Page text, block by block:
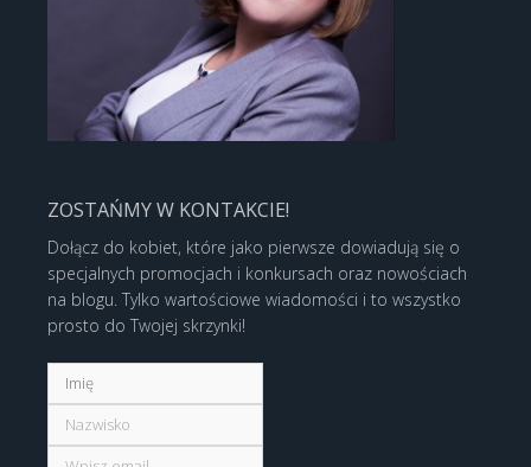
ZOSTAŃMY W KONTAKCIE!
Dołącz do kobiet, które jako pierwsze dowiadują się o
specjalnych promocjach i konkursach oraz nowościach
na blogu. Tylko wartościowe wiadomości i to wszystko
prosto do Twojej skrzynki!